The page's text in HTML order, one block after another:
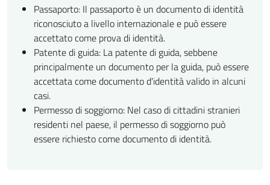
Passaporto: Il passaporto è un documento di identità
riconosciuto a livello internazionale e può essere
accettato come prova di identità.
Patente di guida: La patente di guida, sebbene
principalmente un documento per la guida, può essere
accettata come documento d'identità valido in alcuni
casi.
Permesso di soggiorno: Nel caso di cittadini stranieri
residenti nel paese, il permesso di soggiorno può
essere richiesto come documento di identità.